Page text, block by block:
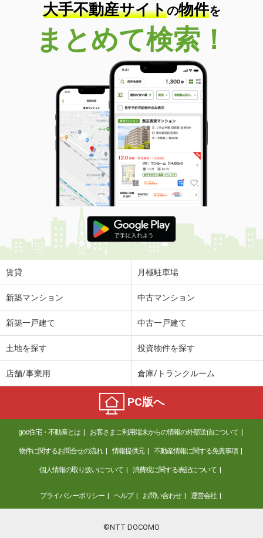
大手不動産サイトの物件を
まとめて検索！
賃貸 月極駐車場
新築マンション 中古マンション
新築一戸建て 中古一戸建て
土地を探す 投資物件を探す
店舗/事業用 倉庫/トランクルーム
PC版へ
goo住宅・不動産とは お客さまご利用端末からの情報の外部送信について
物件に関するお問合せの流れ 情報提供元 不動産情報に関する免責事項
個人情報の取り扱いについて 消費税に関する表記について
プライバシーポリシー ヘルプ お問い合わせ 運営会社
©NTT DOCOMO